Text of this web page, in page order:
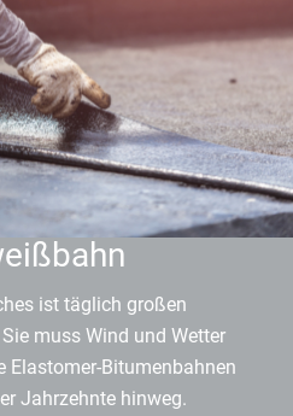
ist täglich großen
muss Wind und Wetter
Elastomer-Bitumenbahnen
Jahrzehnte hinweg.